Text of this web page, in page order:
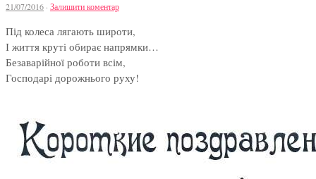
21/07/2016 · Залишити коментар
Під колеса лягають широти,
І життя круті обирає напрямки…
Безаварійної роботи всім,
Господарі дорожнього руху!